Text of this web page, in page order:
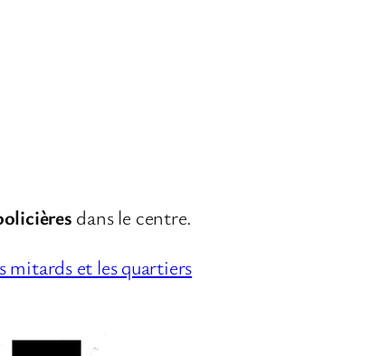
dans le centre.
mitards et les quartiers